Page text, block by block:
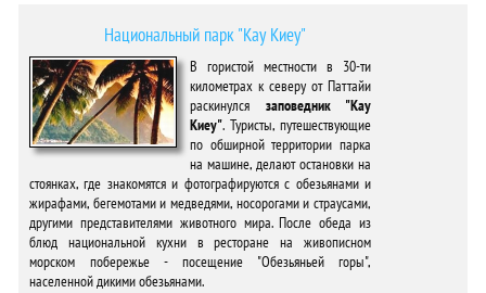
Национальный парк "Кау Киеу"
В гористой местности в 30-ти
километрах к северу от Паттайи
раскинулся заповедник "Кау
Киеу". Туристы, путешествующие
по обширной территории парка
на машине, делают остановки на
стоянках, где знакомятся и фотографируются с обезьянами и
жирафами, бегемотами и медведями, носорогами и страусами,
другими представителями животного мира. После обеда из
блюд национальной кухни в ресторане на живописном
морском побережье - посещение "Обезьяньей горы",
населенной дикими обезьянами.